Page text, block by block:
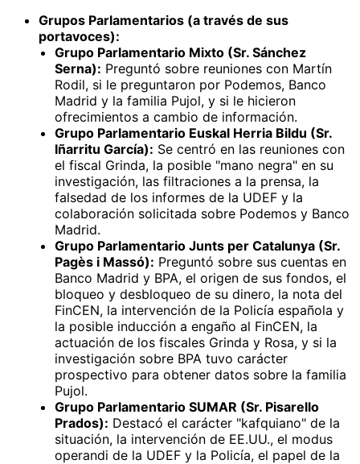
Grupos Parlamentarios (a través de sus
portavoces):
Grupo Parlamentario Mixto (Sr. Sánchez
Serna): Preguntó sobre reuniones con Martín
Rodil, si le preguntaron por Podemos, Banco
Madrid y la familia Pujol, y si le hicieron
ofrecimientos a cambio de información.
Grupo Parlamentario Euskal Herria Bildu (Sr.
Iñarritu García): Se centró en las reuniones con
el fiscal Grinda, la posible "mano negra" en su
investigación, las filtraciones a la prensa, la
falsedad de los informes de la UDEF y la
colaboración solicitada sobre Podemos y Banco
Madrid.
Grupo Parlamentario Junts per Catalunya (Sr.
Pagès i Massó): Preguntó sobre sus cuentas en
Banco Madrid y BPA, el origen de sus fondos, el
bloqueo y desbloqueo de su dinero, la nota del
FinCEN, la intervención de la Policía española y
la posible inducción a engaño al FinCEN, la
actuación de los fiscales Grinda y Rosa, y si la
investigación sobre BPA tuvo carácter
prospectivo para obtener datos sobre la familia
Pujol.
Grupo Parlamentario SUMAR (Sr. Pisarello
Prados): Destacó el carácter "kafquiano" de la
situación, la intervención de EE.UU., el modus
operandi de la UDEF y la Policía, el papel de la